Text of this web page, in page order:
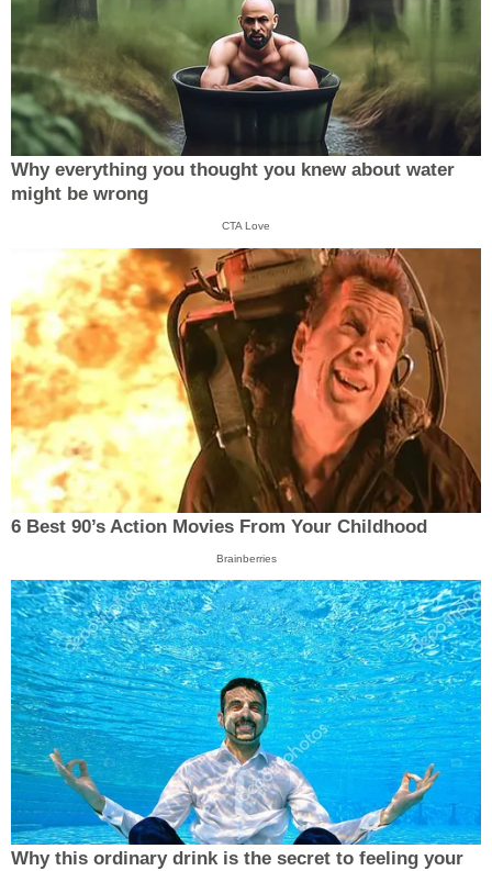
Why everything you thought you knew about water
might be wrong
CTA Love
6 Best 90’s Action Movies From Your Childhood
Brainberries
Why this ordinary drink is the secret to feeling your